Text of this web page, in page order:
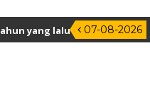
07-08-2026
/ Selamat Datang di Website